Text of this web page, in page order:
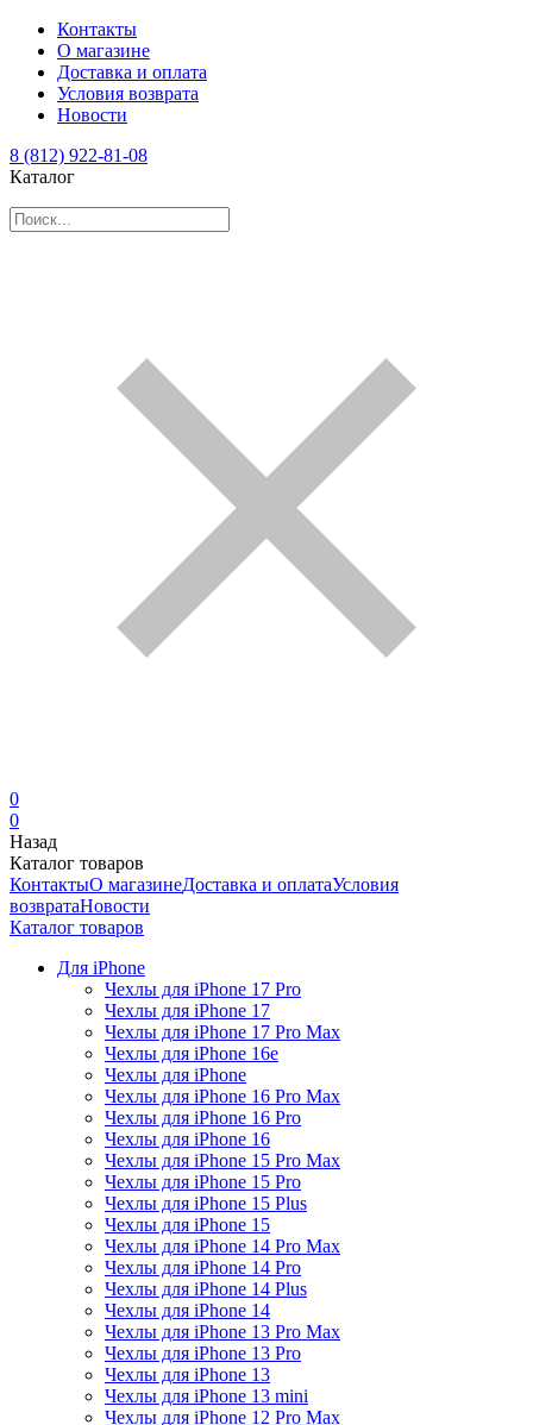
Контакты
О магазине
Доставка и оплата
Условия возврата
Новости
8 (812) 922-81-08
Каталог
0
0
Назад
Каталог товаров
КонтактыО магазинеДоставка и оплатаУсловия
возвратаНовости
Каталог товаров
Для iPhone
Чехлы для iPhone 17 Pro
Чехлы для iPhone 17
Чехлы для iPhone 17 Pro Max
Чехлы для iPhone 16e
Чехлы для iPhone
Чехлы для iPhone 16 Pro Max
Чехлы для iPhone 16 Pro
Чехлы для iPhone 16
Чехлы для iPhone 15 Pro Max
Чехлы для iPhone 15 Pro
Чехлы для iPhone 15 Plus
Чехлы для iPhone 15
Чехлы для iPhone 14 Pro Max
Чехлы для iPhone 14 Pro
Чехлы для iPhone 14 Plus
Чехлы для iPhone 14
Чехлы для iPhone 13 Pro Max
Чехлы для iPhone 13 Pro
Чехлы для iPhone 13
Чехлы для iPhone 13 mini
Чехлы для iPhone 12 Pro Max